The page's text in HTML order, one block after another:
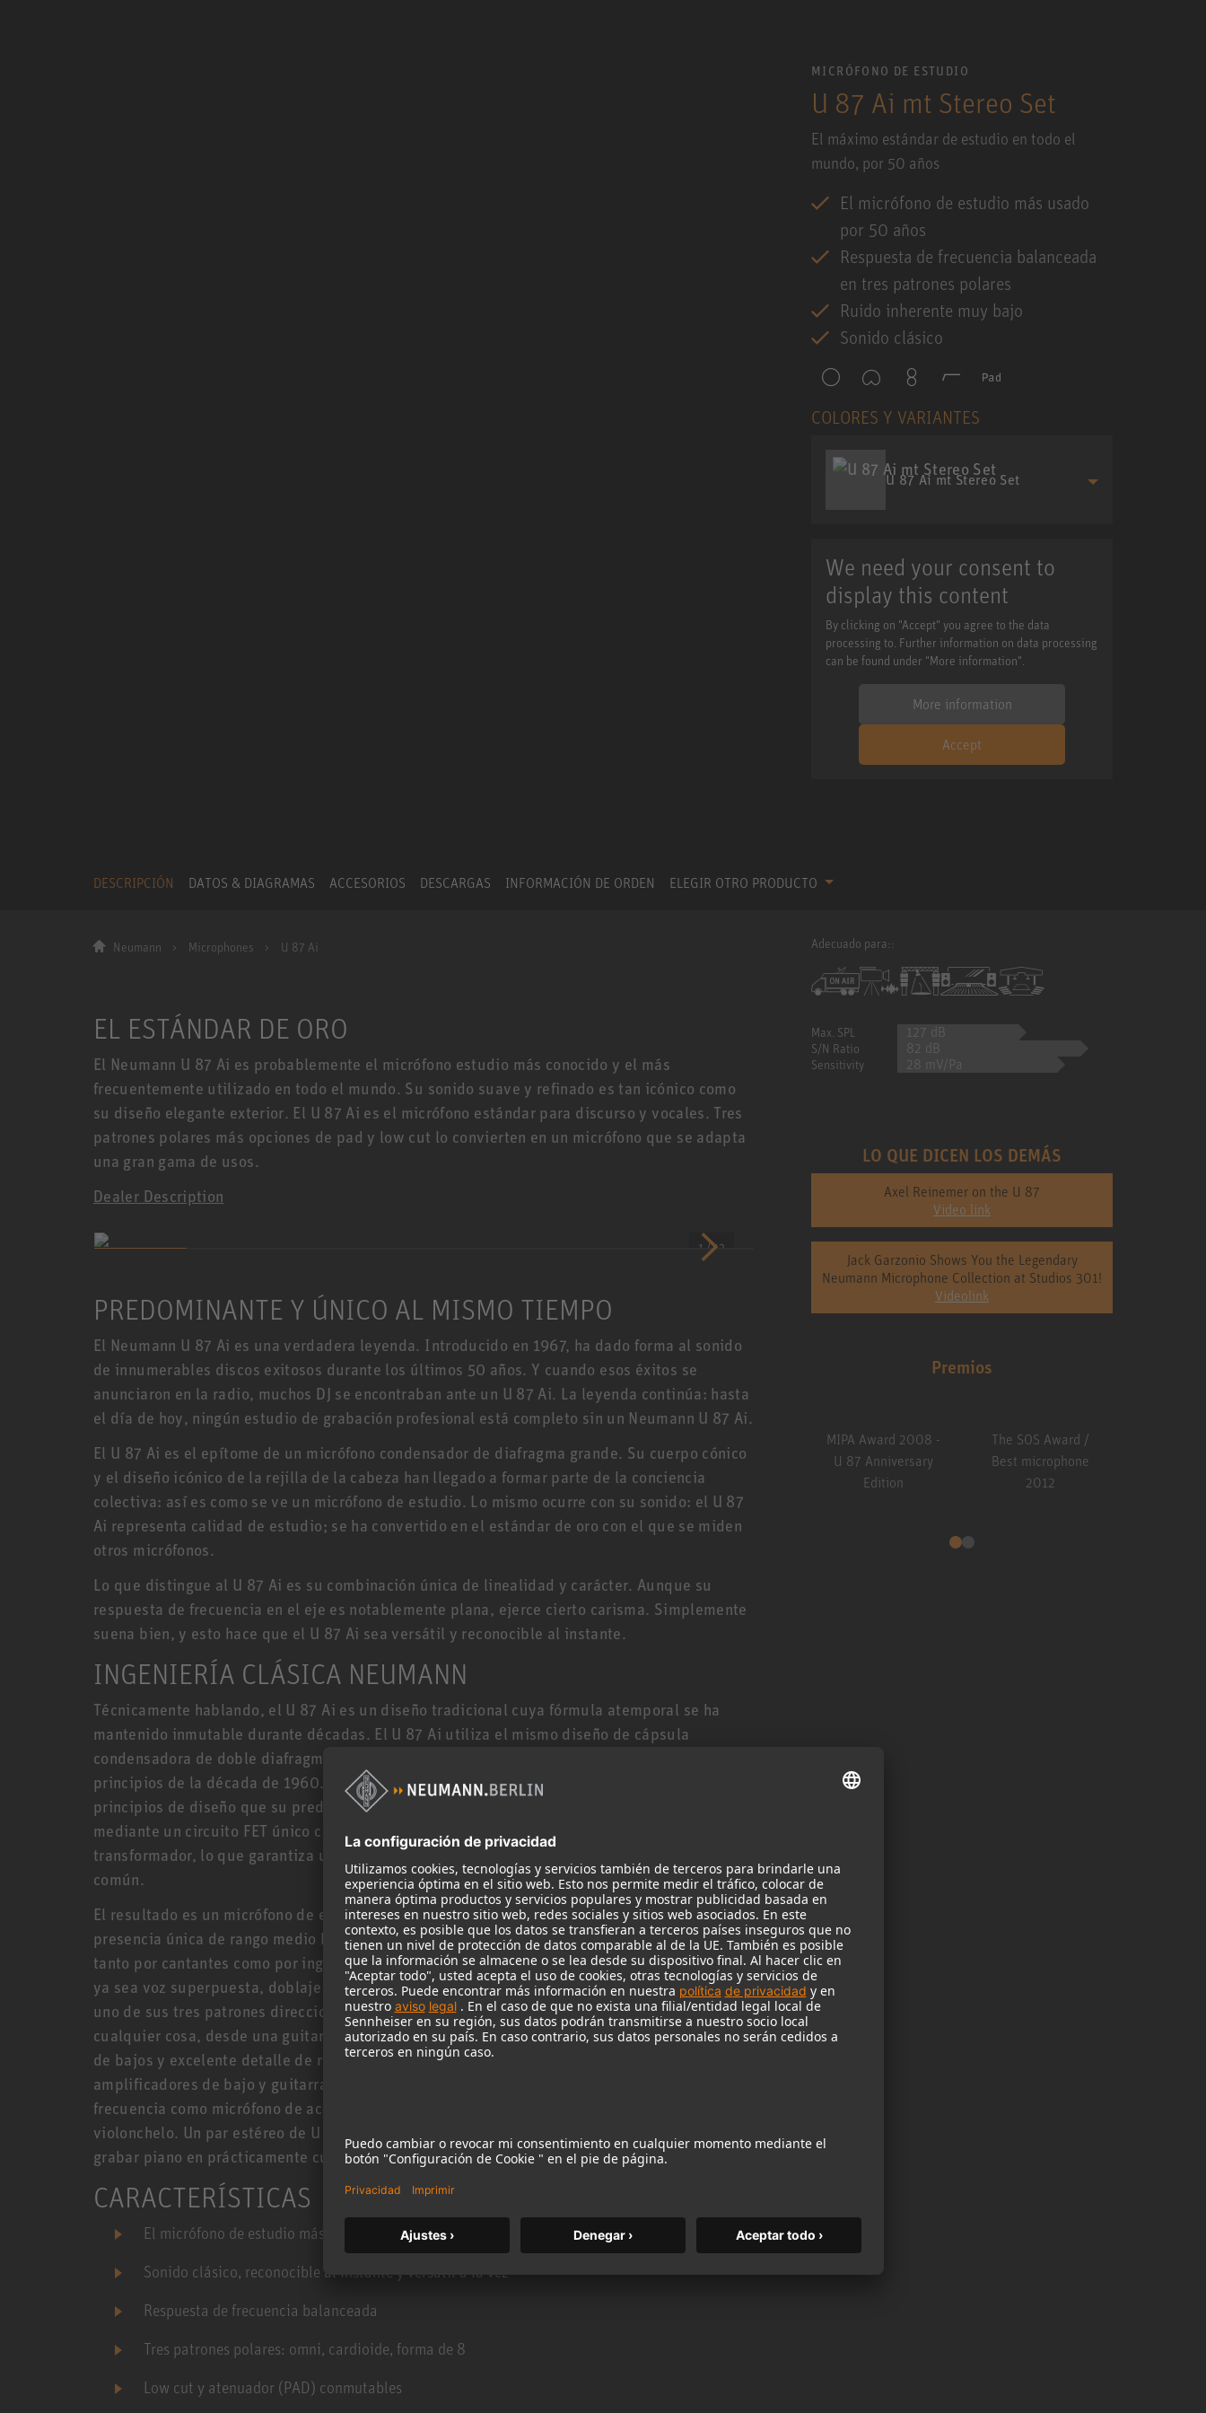
MICRÓFONO DE ESTUDIO
U 87 Ai mt Stereo Set
El máximo estándar de estudio en todo el
mundo, por 50 años
El micrófono de estudio más usado
por 50 años
Respuesta de frecuencia balanceada
en tres patrones polares
Ruido inherente muy bajo
Sonido clásico
COLORES Y VARIANTES
U 87 Ai mt Stereo Set
We need your consent to
display this content
By clicking on "Accept" you agree to the data
processing to. Further information on data processing
can be found under "More information".
More information
Accept
DESCRIPCIÓN DATOS & DIAGRAMAS ACCESORIOS DESCARGAS INFORMACIÓN DE ORDEN ELEGIR OTRO PRODUCTO
Neumann Microphones U 87 Ai
EL ESTÁNDAR DE ORO
El Neumann U 87 Ai es probablemente el micrófono estudio más conocido y el más
frecuentemente utilizado en todo el mundo. Su sonido suave y refinado es tan icónico como
su diseño elegante exterior. El U 87 Ai es el micrófono estándar para discurso y vocales. Tres
patrones polares más opciones de pad y low cut lo convierten en un micrófono que se adapta
una gran gama de usos.
Dealer Description
1 / 12
PREDOMINANTE Y ÚNICO AL MISMO TIEMPO
El Neumann U 87 Ai es una verdadera leyenda. Introducido en 1967, ha dado forma al sonido
de innumerables discos exitosos durante los últimos 50 años. Y cuando esos éxitos se
anunciaron en la radio, muchos DJ se encontraban ante un U 87 Ai. La leyenda continúa: hasta
el día de hoy, ningún estudio de grabación profesional está completo sin un Neumann U 87 Ai.
El U 87 Ai es el epítome de un micrófono condensador de diafragma grande. Su cuerpo cónico
y el diseño icónico de la rejilla de la cabeza han llegado a formar parte de la conciencia
colectiva: así es como se ve un micrófono de estudio. Lo mismo ocurre con su sonido: el U 87
Ai representa calidad de estudio; se ha convertido en el estándar de oro con el que se miden
otros micrófonos.
Lo que distingue al U 87 Ai es su combinación única de linealidad y carácter. Aunque su
respuesta de frecuencia en el eje es notablemente plana, ejerce cierto carisma. Simplemente
suena bien, y esto hace que el U 87 Ai sea versátil y reconocible al instante.
INGENIERÍA CLÁSICA NEUMANN
Técnicamente hablando, el U 87 Ai es un diseño tradicional cuya fórmula atemporal se ha
mantenido inmutable durante décadas. El U 87 Ai utiliza el mismo diseño de cápsula
condensadora de doble diafragma que su predecesor, el no menos legendario U 67 de
principios de la década de 1960. Su amplificador principal también se basa en los mismos
principios de diseño que su predecesor accionado por válvulas, pero el U 87 Ai los realiza
mediante un circuito FET único con una ruta de señal mínima y una salida balanceada por
transformador, lo que garantiza una máxima integridad de la señal y un alto rechazo de modo
común.
El resultado es un micrófono de estudio de una claridad incomparable. Su sonido natural y su
presencia única de rango medio hacen del U 87 Ai el micrófono vocal definitivo, elogiado
tanto por cantantes como por ingenieros, así como la mejor opción para aplicaciones de voz,
ya sea voz superpuesta, doblaje y audiolibros. Debido a su respuesta equilibrada en cada
uno de sus tres patrones direccionales, el U 87 Ai también es un micrófono versátil para
cualquier cosa, desde una guitarra acústica hasta una batería. Gracias a su sólida respuesta
de bajos y excelente detalle de rango medio, a menudo se puede encontrar frente a
amplificadores de bajo y guitarra. Para grabaciones clásicas, el U 87 Ai se utiliza con
frecuencia como micrófono de acentuación para solos instrumentales, por ejemplo, el
violonchelo. Un par estéreo de U 87 Ai es la opción preferida de muchos ingenieros para
grabar piano en prácticamente cualquier género, desde pop y jazz hasta música clásica.
CARACTERÍSTICAS
El micrófono de estudio más famoso del mundo
Sonido clásico, reconocible al instante y versátil a la vez
Respuesta de frecuencia balanceada
Tres patrones polares: omni, cardioide, forma de 8
Low cut y atenuador (PAD) conmutables
Adecuado para::
Max. SPL 127 dB
S/N Ratio 82 dB
Sensitivity 28 mV/Pa
LO QUE DICEN LOS DEMÁS
Axel Reinemer on the U 87
Video link
Jack Garzonio Shows You the Legendary
Neumann Microphone Collection at Studios 301!
Videolink
Premios
MIPA Award 2008 -
U 87 Anniversary
The SOS Award /
Best microphone
The SOS Award /
Best microphone